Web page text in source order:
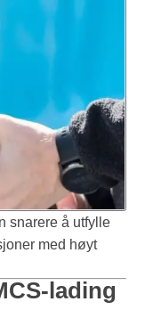
snarere å utfylle
med høyt
lading